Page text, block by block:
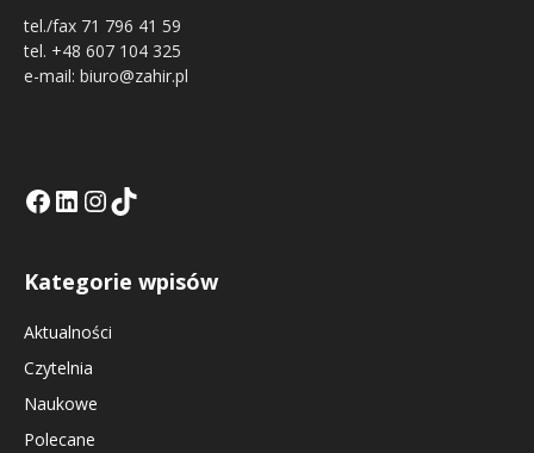
tel./fax 71 796 41 59
tel. +48 607 104 325
e-mail: biuro@zahir.pl
Facebook
LinkedIn
Tik Tok KEInstagramm KE
Kategorie wpisów
Aktualności
Czytelnia
Naukowe
Polecane